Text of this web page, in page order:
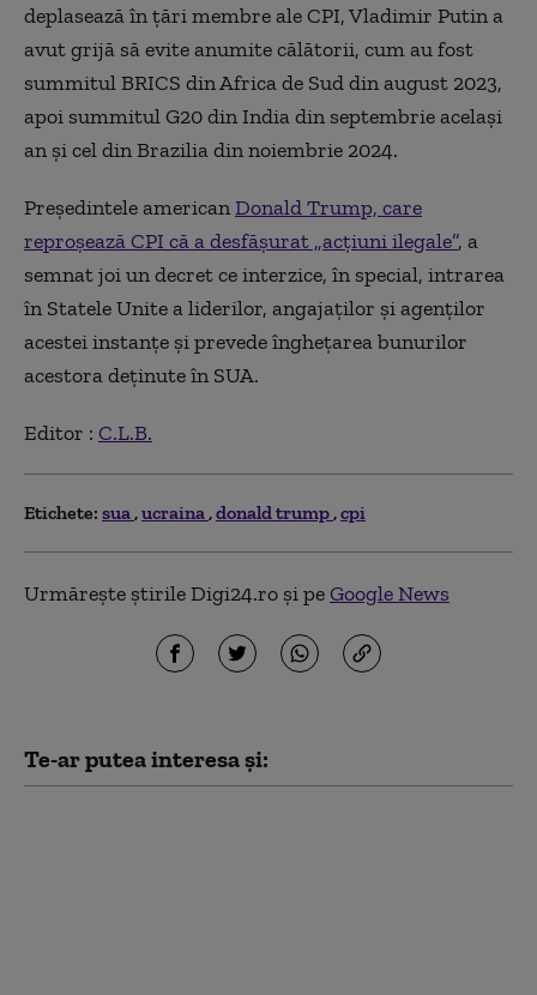
deplasează în ţări membre ale CPI, Vladimir Putin a
avut grijă să evite anumite călătorii, cum au fost
summitul BRICS din Africa de Sud din august 2023,
apoi summitul G20 din India din septembrie acelaşi
an şi cel din Brazilia din noiembrie 2024.
Preşedintele americanDonald Trump, care
reproşează CPI că a desfăşurat „acţiuni ilegale”, a
semnat joi un decret ce interzice, în special, intrarea
în Statele Unite a liderilor, angajaţilor şi agenţilor
acestei instanţe şi prevede îngheţarea bunurilor
acestora deţinute în SUA.
Editor : C.L.B.
Etichete: sua ucraina donald trump cpi
Urmărește știrile Digi24.ro și peGoogle News
Te-ar putea interesa și: